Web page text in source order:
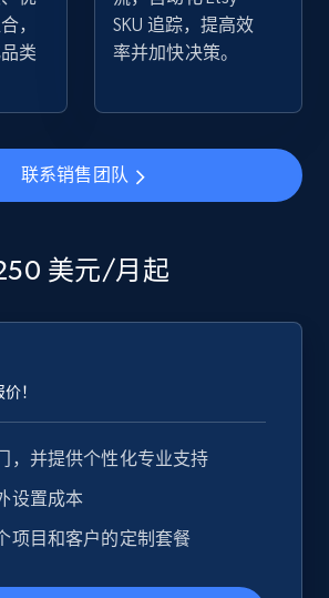
359+ 立即开始
products from shops on eBay
Title, Seller name, Seller rating,
records by category
Root category, and
359+ 立即开始
，
类
SKU 追踪，提高效
率并加快决策。
联系销售团队
美元/月起
！
，并提供个性化专业支持
设置成本
项目和客户的定制套餐